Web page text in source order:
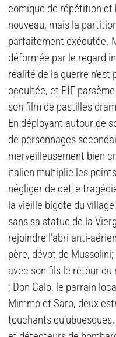
comique de répétition et
nouveau, mais la
parfaitement exécutée.
déformée par le regard
réalité de la guerre n’est
occultée, et PIF
son film de pastilles
En déployant autour de
de personnages
merveilleusement bien
italien multiplie les
négliger de cette
la vieille bigote du
sans sa statue de la
rejoindre l’abri anti-
père, dévot de
avec son fils le retour
; Don Calo, le parrain
Mimmo et Saro, deux
touchants